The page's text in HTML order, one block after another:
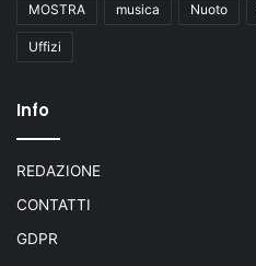
MOSTRA musica Nuoto
Uffizi
Info
REDAZIONE
CONTATTI
GDPR